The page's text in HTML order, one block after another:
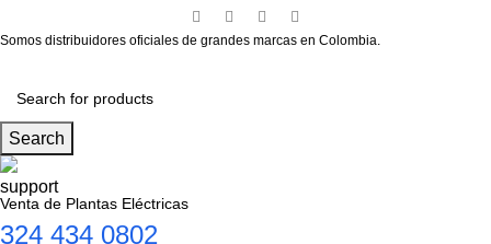
Somos distribuidores oficiales de grandes marcas en Colombia.
Search
Venta de Plantas Eléctricas
324 434 0802